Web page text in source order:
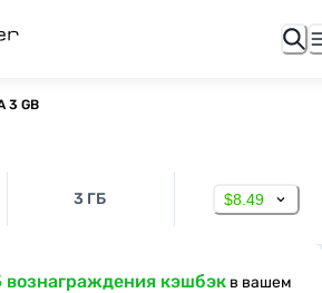
3 GB
3 ГБ $8.49
вознаграждения кэшбэк в вашем